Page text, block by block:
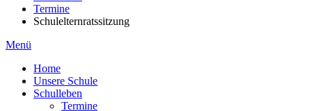
Termine
Schulelternratssitzung
Menü
Home
Unsere Schule
Schulleben
Termine